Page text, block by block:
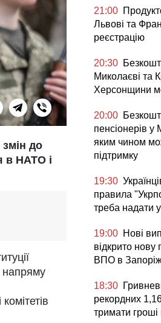
до
в НАТО і
напряму
21:00
Львові та
реєстрацію
20:30
Миколаєві та
Херсонщини
20:00
пенсіонерів у
яким чином
підтримку
19:30
правила
треба надати
19:00 Нові
відкрито
ВПО в
18:30
рекордних
тримати гроші